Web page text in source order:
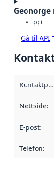
ppt
Gå til API
Kontaktpunkt
Nettside:
E-post:
Telefon: